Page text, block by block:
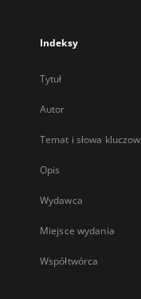
Indeksy
Tytuł
Autor
Temat i słowa
Opis
Wydawca
Miejsce wydania
Współtwórca